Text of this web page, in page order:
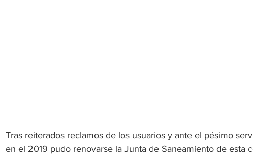
Tras reiterados reclamos de los usuarios y ante el pésimo
en el 2019 pudo renovarse la Junta de Saneamiento de esta